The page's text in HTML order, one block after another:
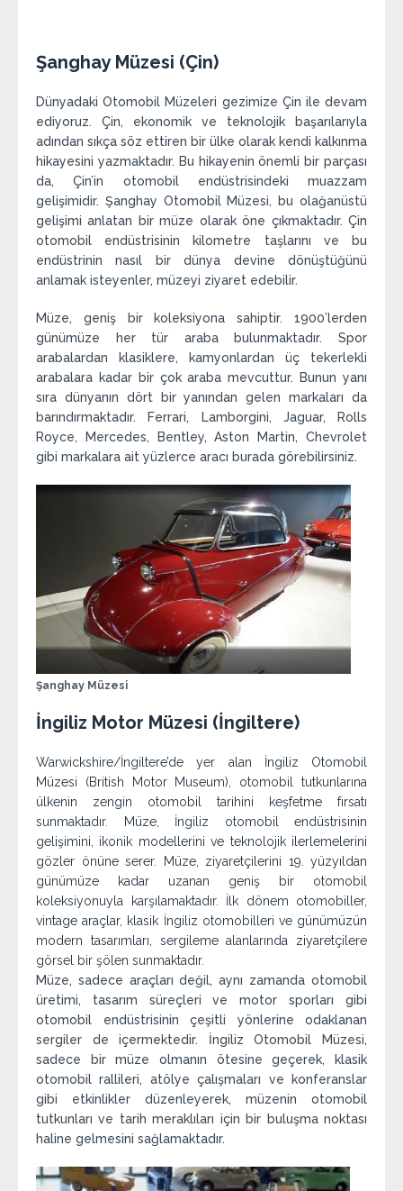
Şanghay Müzesi (Çin)
Dünyadaki Otomobil Müzeleri gezimize Çin ile devam
ediyoruz. Çin, ekonomik ve teknolojik başarılarıyla
adından sıkça söz ettiren bir ülke olarak kendi kalkınma
hikayesini yazmaktadır. Bu hikayenin önemli bir parçası
da, Çin’in otomobil endüstrisindeki muazzam
gelişimidir. Şanghay Otomobil Müzesi, bu olağanüstü
gelişimi anlatan bir müze olarak öne çıkmaktadır. Çin
otomobil endüstrisinin kilometre taşlarını ve bu
endüstrinin nasıl bir dünya devine dönüştüğünü
anlamak isteyenler, müzeyi ziyaret edebilir.
Müze, geniş bir koleksiyona sahiptir. 1900’lerden
günümüze her tür araba bulunmaktadır. Spor
arabalardan klasiklere, kamyonlardan üç tekerlekli
arabalara kadar bir çok araba mevcuttur. Bunun yanı
sıra dünyanın dört bir yanından gelen markaları da
barındırmaktadır. Ferrari, Lamborgini, Jaguar, Rolls
Royce, Mercedes, Bentley, Aston Martin, Chevrolet
gibi markalara ait yüzlerce aracı burada görebilirsiniz.
Şanghay Müzesi
İngiliz Motor Müzesi (İngiltere)
Warwickshire/İngiltere’de yer alan İngiliz Otomobil
Müzesi (British Motor Museum), otomobil tutkunlarına
ülkenin zengin otomobil tarihini keşfetme fırsatı
sunmaktadır. Müze, İngiliz otomobil endüstrisinin
gelişimini, ikonik modellerini ve teknolojik ilerlemelerini
gözler önüne serer. Müze, ziyaretçilerini 19. yüzyıldan
günümüze kadar uzanan geniş bir otomobil
koleksiyonuyla karşılamaktadır. İlk dönem otomobiller,
vintage araçlar, klasik İngiliz otomobilleri ve günümüzün
modern tasarımları, sergileme alanlarında ziyaretçilere
görsel bir şölen sunmaktadır.
Müze, sadece araçları değil, aynı zamanda otomobil
üretimi, tasarım süreçleri ve motor sporları gibi
otomobil endüstrisinin çeşitli yönlerine odaklanan
sergiler de içermektedir. İngiliz Otomobil Müzesi,
sadece bir müze olmanın ötesine geçerek, klasik
otomobil rallileri, atölye çalışmaları ve konferanslar
gibi etkinlikler düzenleyerek, müzenin otomobil
tutkunları ve tarih meraklıları için bir buluşma noktası
haline gelmesini sağlamaktadır.